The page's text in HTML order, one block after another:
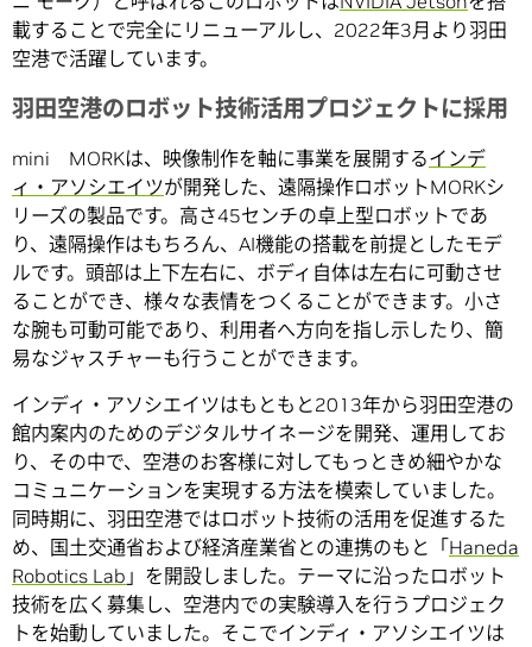
載することで完全にリニューアルし、2022年3月より羽田
空港で活躍しています。
羽田空港のロボット技術活用プロジェクトに採用
mini MORKは、映像制作を軸に事業を展開するインデ
ィ・アソシエイツが開発した、遠隔操作ロボットMORKシ
リーズの製品です。高さ45センチの卓上型ロボットであ
り、遠隔操作はもちろん、AI機能の搭載を前提としたモデ
ルです。頭部は上下左右に、ボディ自体は左右に可動させ
ることができ、様々な表情をつくることができます。小さ
な腕も可動可能であり、利用者へ方向を指し示したり、簡
易なジャスチャーも行うことができます。
インディ・アソシエイツはもともと2013年から羽田空港の
館内案内のためのデジタルサイネージを開発、運用してお
り、その中で、空港のお客様に対してもっときめ細やかな
コミュニケーションを実現する方法を模索していました。
同時期に、羽田空港ではロボット技術の活用を促進するた
め、国土交通省および経済産業省との連携のもと「Haneda
Robotics Lab 」を開設しました。テーマに沿ったロボット
技術を広く募集し、空港内での実験導入を行うプロジェク
トを始動していました。そこでインディ・アソシエイツは